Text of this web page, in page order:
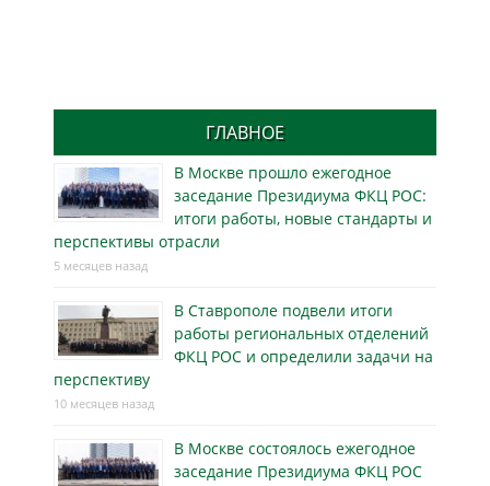
ГЛАВНОЕ
В Москве прошло ежегодное
заседание Президиума ФКЦ РОС:
итоги работы, новые стандарты и
перспективы отрасли
5 месяцев назад
В Ставрополе подвели итоги
работы региональных отделений
ФКЦ РОС и определили задачи на
перспективу
10 месяцев назад
В Москве состоялось ежегодное
заседание Президиума ФКЦ РОС